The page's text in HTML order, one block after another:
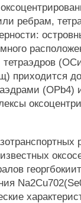
ребрам,
тетраэдров
приходится до
(OPb4)